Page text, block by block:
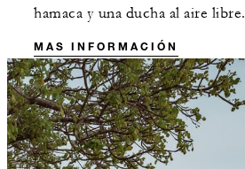
hamaca y una ducha al aire libre.
MAS INFORMACIÓN